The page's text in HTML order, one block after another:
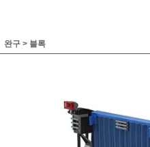
완구 > 블록